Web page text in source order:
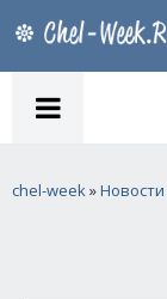
chel-week»Новости